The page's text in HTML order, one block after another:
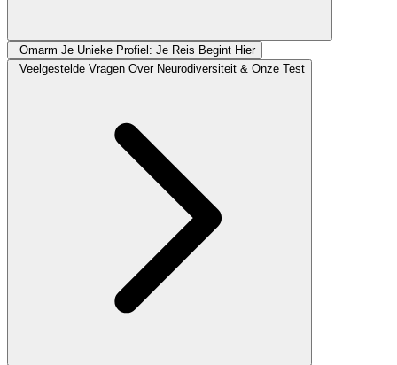
Omarm Je Unieke Profiel: Je Reis Begint Hier
Veelgestelde Vragen Over Neurodiversiteit & Onze Test